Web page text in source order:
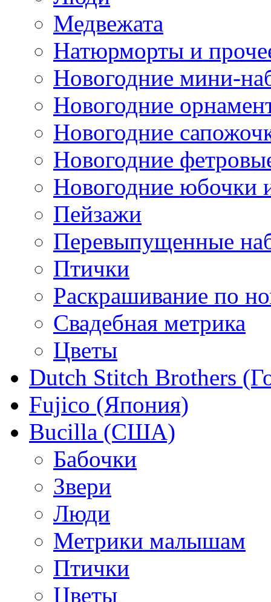
Медвежата
Натюрморты и
Новогодние мини-
Новогодние
Новогодние
Новогодние
Новогодние юбочки
Пейзажи
Перевыпущенные
Птички
Раскрашивание по
Свадебная метрика
Цветы
Dutch Stitch Brothers
Fujico (Япония)
Bucilla (США)
Бабочки
Звери
Люди
Метрики малышам
Птички
Цветы